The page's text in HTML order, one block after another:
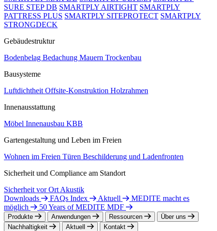
SURE STEP DB SMARTPLY AIRTIGHT SMARTPLY
PATTRESS PLUS SMARTPLY SITEPROTECT SMARTPLY
STRONGDECK
Gebäudestruktur
Bodenbelag Bedachung Mauern Trockenbau
Bausysteme
Luftdichtheit Offsite-Konstruktion Holzrahmen
Innenausstattung
Möbel Innenausbau KBB
Gartengestaltung und Leben im Freien
Wohnen im Freien Türen Beschilderung und Ladenfronten
Sicherheit und Compliance am Standort
Sicherheit vor Ort Akustik
Downloads
FAQs Index Aktuell
MEDITE macht es
möglich
50 Years of MEDITE MDF
Produkte Anwendungen Ressourcen
Über uns
Nachhaltigkeit
Aktuell
Kontakt